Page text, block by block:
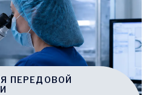
ПЕРЕДОВОЙ